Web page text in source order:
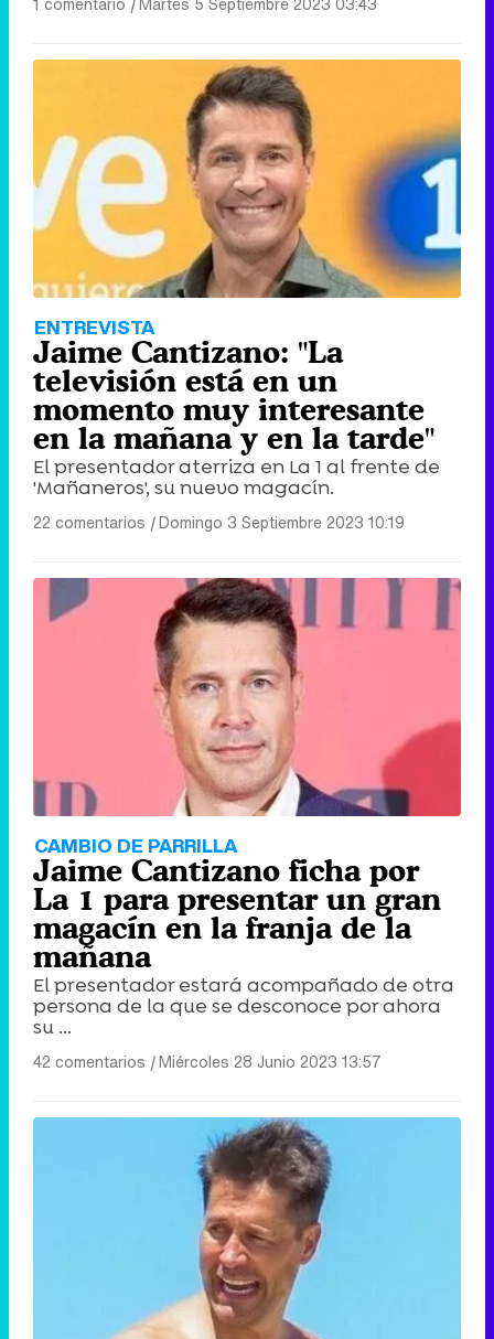
ENTREVISTA
Jaime Cantizano: "La
televisión está en un
momento muy interesante
en la mañana y en la tarde"
El presentador aterriza en La 1 al frente de
'Mañaneros', su nuevo magacín.
22 comentarios |Domingo 3 Septiembre 2023 10:19
CAMBIO DE PARRILLA
Jaime Cantizano ficha por
La 1 para presentar un gran
magacín en la franja de la
mañana
El presentador estará acompañado de otra
persona de la que se desconoce por ahora
su ...
42 comentarios |Miércoles 28 Junio 2023 13:57